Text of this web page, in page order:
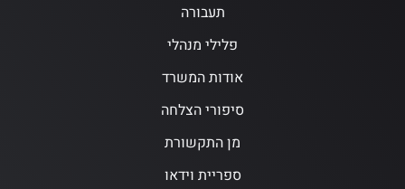
תעבורה
פלילי מנהלי
אודות המשרד
סיפורי הצלחה
מן התקשורת
ספריית וידאו